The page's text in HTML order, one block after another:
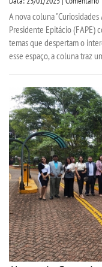
A nova coluna
Presidente Epitácio (FAPE)
temas que despertam o
esse espaço, a coluna traz